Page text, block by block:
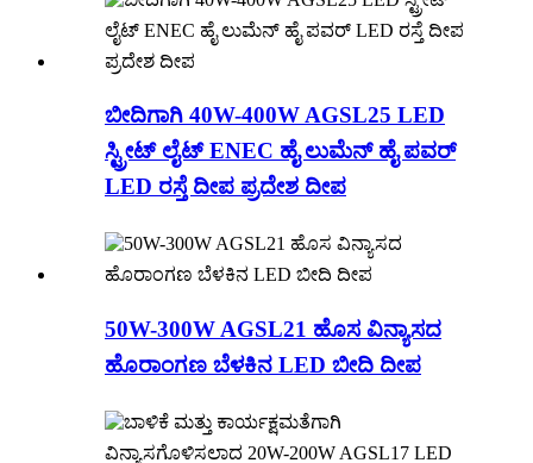
ಬೀದಿಗಾಗಿ 40W-400W AGSL25 LED
ಸ್ಟ್ರೀಟ್ ಲೈಟ್ ENEC ಹೈ ಲುಮೆನ್ ಹೈ ಪವರ್
LED ರಸ್ತೆ ದೀಪ ಪ್ರದೇಶ ದೀಪ
50W-300W AGSL21 ಹೊಸ ವಿನ್ಯಾಸದ
ಹೊರಾಂಗಣ ಬೆಳಕಿನ LED ಬೀದಿ ದೀಪ